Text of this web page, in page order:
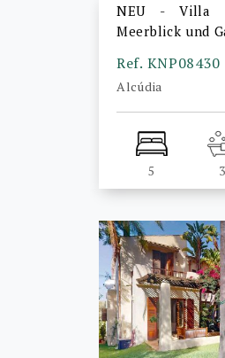
NEU - Villa
Meerblick und
Ref. KNP08430
Alcúdia
5 3